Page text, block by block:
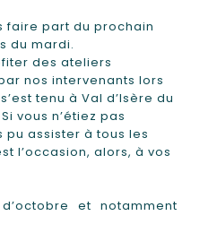
faire part du prochain
du mardi.
des ateliers
nos intervenants lors
tenu à Val d’Isère du
vous n’étiez pas
pu assister à tous les
l’occasion, alors, à vos
et notamment